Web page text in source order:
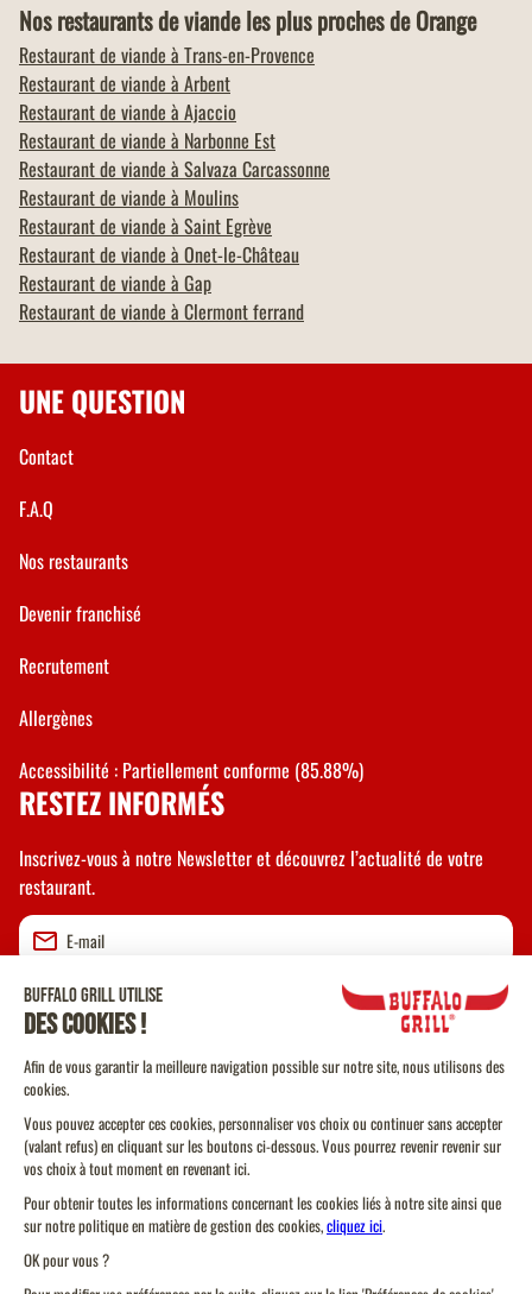
Nos restaurants de viande les plus proches de Orange
Restaurant de viande à Trans-en-Provence
Restaurant de viande à Arbent
Restaurant de viande à Ajaccio
Restaurant de viande à Narbonne Est
Restaurant de viande à Salvaza Carcassonne
Restaurant de viande à Moulins
Restaurant de viande à Saint Egrève
Restaurant de viande à Onet-le-Château
Restaurant de viande à Gap
Restaurant de viande à Clermont ferrand
UNE QUESTION
Contact
F.A.Q
Nos restaurants
Devenir franchisé
Recrutement
Allergènes
Accessibilité : Partiellement conforme (85.88%)
RESTEZ INFORMÉS
Inscrivez-vous à notre Newsletter et découvrez l’actualité de votre
restaurant.
Valider
CGU
CGV Vente à emporter
CGU Programme de Fidélité
Politique Cookies
Protection des données personnelles